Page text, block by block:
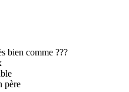
bien comme ???
père